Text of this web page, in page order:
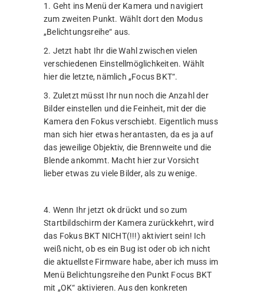
1. Geht ins Menü der Kamera und navigiert
zum zweiten Punkt. Wählt dort den Modus
„Belichtungsreihe“ aus.
2. Jetzt habt Ihr die Wahl zwischen vielen
verschiedenen Einstellmöglichkeiten. Wählt
hier die letzte, nämlich „Focus BKT“.
3. Zuletzt müsst Ihr nun noch die Anzahl der
Bilder einstellen und die Feinheit, mit der die
Kamera den Fokus verschiebt. Eigentlich muss
man sich hier etwas herantasten, da es ja auf
das jeweilige Objektiv, die Brennweite und die
Blende ankommt. Macht hier zur Vorsicht
lieber etwas zu viele Bilder, als zu wenige.
4. Wenn Ihr jetzt ok drückt und so zum
Startbildschirm der Kamera zurückkehrt, wird
das Fokus BKT NICHT(!!!) aktiviert sein! Ich
weiß nicht, ob es ein Bug ist oder ob ich nicht
die aktuellste Firmware habe, aber ich muss im
Menü Belichtungsreihe den Punkt Focus BKT
mit „OK“ aktivieren. Aus den konkreten